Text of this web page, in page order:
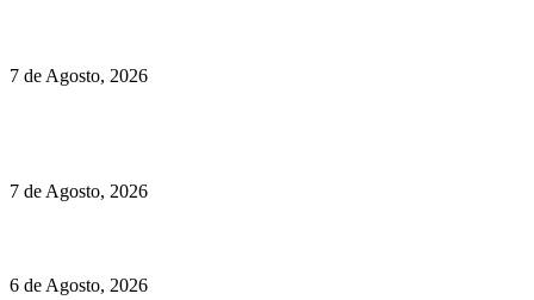
7 de Agosto, 2026
7 de Agosto, 2026
6 de Agosto, 2026